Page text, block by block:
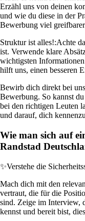
Erzähl uns von deinen
und wie du diese in der
Bewerbung viel
Struktur ist alles!:Achte
ist. Verwende klare
wichtigsten
hilft uns, einen besseren
Bewirb dich direkt bei
Bewerbung. So kannst
bei den richtigen Leuten
und darauf, dich
Wie man sich auf
Randstad
✨Verstehe die
Mach dich mit den
vertraut, die für die
sind. Zeige im Interview,
kennst und bereit bist,